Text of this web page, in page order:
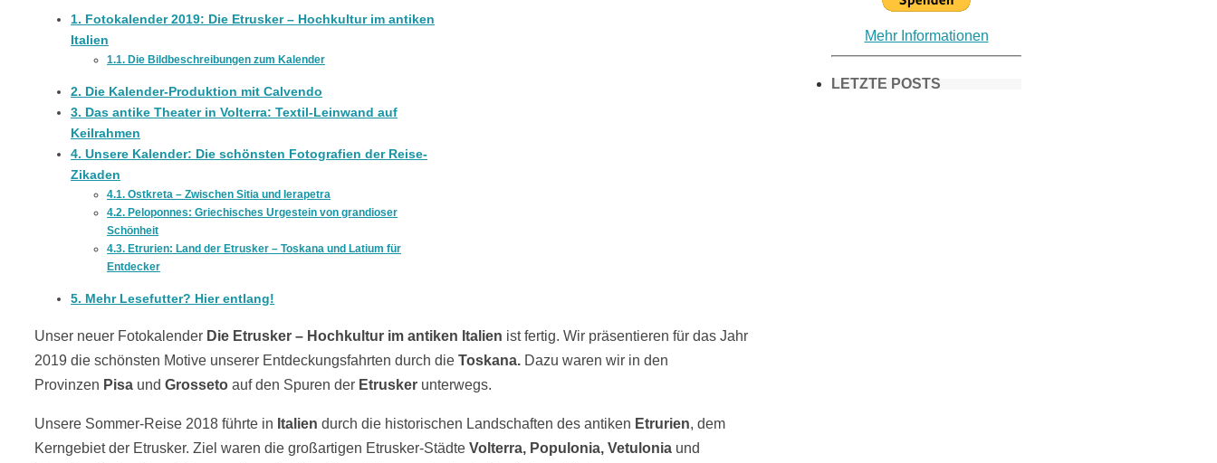
1. Fotokalender 2019: Die Etrusker – Hochkultur im antiken
Italien
1.1. Die Bildbeschreibungen zum Kalender
2. Die Kalender-Produktion mit Calvendo
3. Das antike Theater in Volterra: Textil-Leinwand auf
Keilrahmen
4. Unsere Kalender: Die schönsten Fotografien der Reise-
Zikaden
4.1. Ostkreta – Zwischen Sitia und Ierapetra
4.2. Peloponnes: Griechisches Urgestein von grandioser
Schönheit
4.3. Etrurien: Land der Etrusker – Toskana und Latium für
Entdecker
5. Mehr Lesefutter? Hier entlang!
Unser neuer Fotokalender Die Etrusker – Hochkultur im antiken Italien ist fertig. Wir präsentieren für das Jahr
2019 die schönsten Motive unserer Entdeckungsfahrten durch die Toskana. Dazu waren wir in den
Provinzen Pisa und Grosseto auf den Spuren der Etrusker unterwegs.
Unsere Sommer-Reise 2018 führte in Italien durch die historischen Landschaften des antiken Etrurien, dem
Kerngebiet der Etrusker. Ziel waren die großartigen Etrusker-Städte Volterra, Populonia, Vetulonia und
Mehr Informationen
LETZTE POSTS